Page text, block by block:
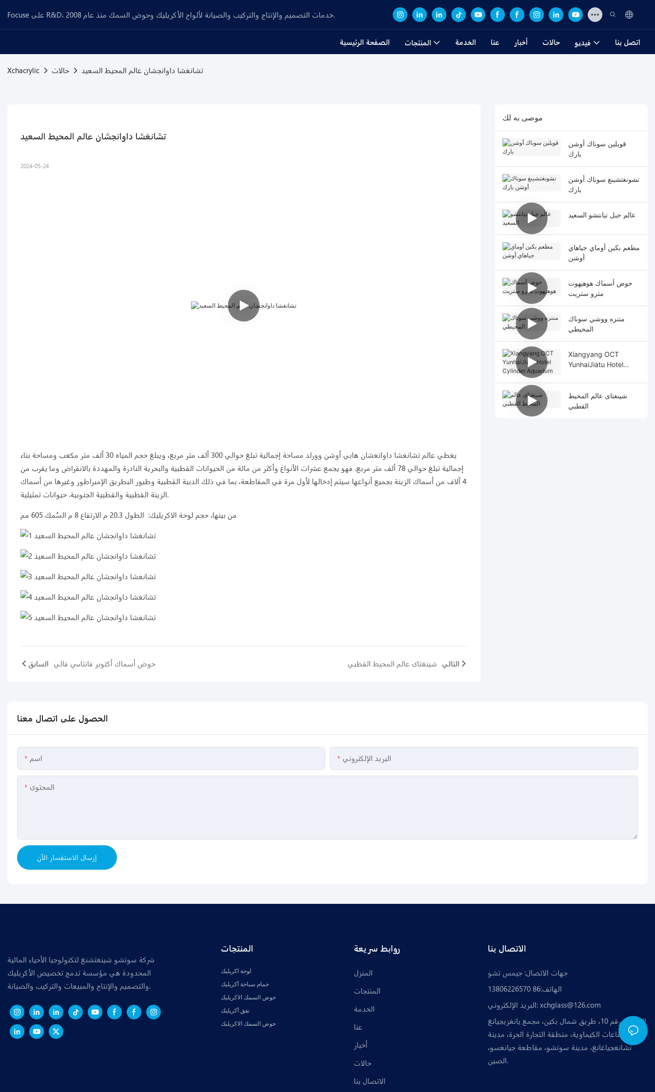
Focuse على R&D، خدمات التصميم والإنتاج والتركيب والصيانة لألواح الأكريليك وحوض السمك منذ عام 2008.
الصفحة الرئيسية المنتجات الخدمة عنا أخبار حالات فيديو اتصل بنا
Xchacrylic حالات تشانغشا داوانجشان عالم المحيط السعيد
تشانغشا داوانجشان عالم المحيط السعيد
2024-05-24
يغطي عالم تشانغشا داوانغشان هابي أوشن وورلد مساحة إجمالية تبلغ حوالي 300 ألف متر مربع، ويبلغ حجم المياه 30 ألف متر مكعب ومساحة بناء
إجمالية تبلغ حوالي 78 ألف متر مربع. فهو يجمع عشرات الأنواع وأكثر من مائة من الحيوانات القطبية والبحرية النادرة والمهددة بالانقراض وما يقرب من
4 آلاف من أسماك الزينة بجميع أنواعها سيتم إدخالها لأول مرة في المقاطعة، بما في ذلك الدببة القطبية وطيور البطريق الإمبراطور وغيرها من أسماك
الزينة القطبية والقطبية الجنوبية. حيوانات تمثيلية.
من بينها، حجم لوحة الاكريليك: الطول 20.3 م الارتفاع 8 م السُمك 605 مم
السابق حوض أسماك أكتوبر فانتاسي فالي شينغتاى عالم المحيط القطبي التالي
موصى به لك
قويلين سوناك أوشن
بارك
تشونغتشينغ سوناك أوشن
بارك
عالم جبل تيانتشو السعيد
مطعم بكين أوماي جياهاي
أوشن
حوض أسماك هوهيهوت
مترو ستريت
متنزه ووشي سوناك
المحيطي
Xiangyang OCT
YunhaiJiatu Hotel
شينغتاى عالم المحيط
القطبي
الحصول على اتصال معنا
اسم البريد الإلكتروني
المحتوى
إرسال الاستفسار الآن
شركة سوتشو شينغتشنغ لتكنولوجيا الأحياء المائية
المحدودة هي مؤسسة تدمج تخصيص الأكريليك
والتصميم والإنتاج والمبيعات والتركيب والصيانة.
المنتجات
لوحة اكريليك
حمام سباحة أكريليك
حوض السمك الاكريليك
نفق أكريليك
حوض السمك الاكريليك
روابط سريعة
المنزل
المنتجات
الخدمة
عنا
أخبار
حالات
الاتصال بنا
جهات الاتصال: جيمس تشو
الهاتف:86 13806226570
البريد الإلكتروني: xchglass@126.com
العنوان: رقم 10، طريق شمال بكين، مجمع يانغزيجيانغ
للصناعات الكيماوية، منطقة التجارة الحرة، مدينة
تشانغجياغانغ، مدينة سوتشو، مقاطعة جيانغسو،
الصين.